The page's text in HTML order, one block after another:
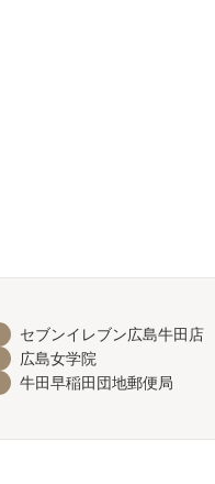
セブンイレブン広島牛田店
広島女学院
牛田早稲田団地郵便局